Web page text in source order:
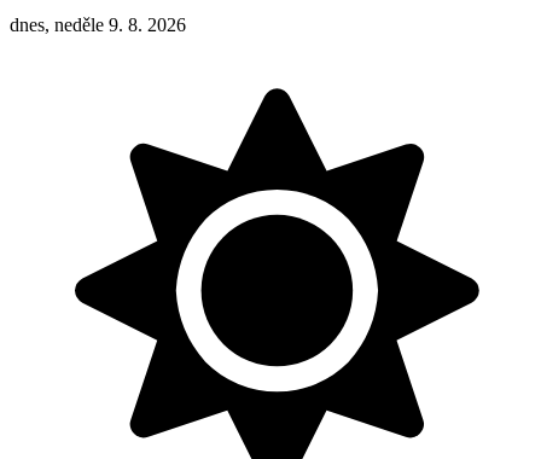
dnes, neděle 9. 8. 2026